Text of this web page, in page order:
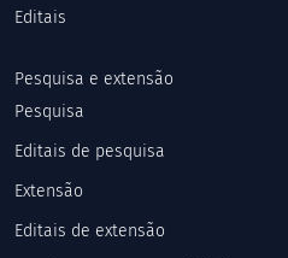
Editais
Pesquisa e extensão
Pesquisa
Editais de pesquisa
Extensão
Editais de extensão